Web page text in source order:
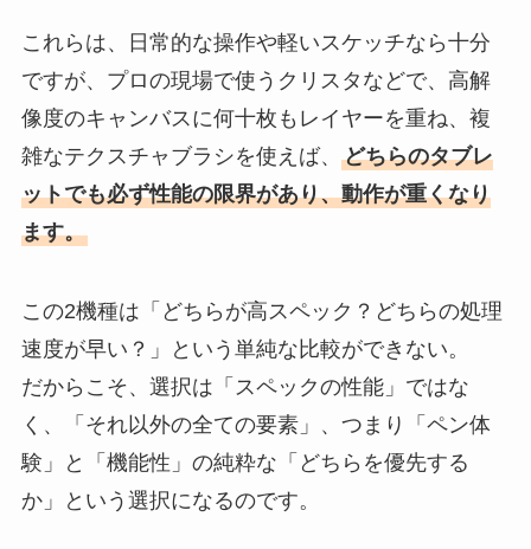
これらは、日常的な操作や軽いスケッチなら十分
ですが、プロの現場で使うクリスタなどで、高解
像度のキャンバスに何十枚もレイヤーを重ね、複
雑なテクスチャブラシを使えば、 どちらのタブレ
ットでも必ず性能の限界があり、動作が重くなり
ます。
この2機種は「どちらが高スペック？どちらの処理
速度が早い？」という単純な比較ができない。
だからこそ、選択は「スペックの性能」ではな
く、「それ以外の全ての要素」、つまり「ペン体
験」と「機能性」の純粋な「どちらを優先する
か」という選択になるのです。